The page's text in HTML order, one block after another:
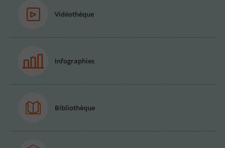
Vidéothèque
Infographies
Bibliothèque